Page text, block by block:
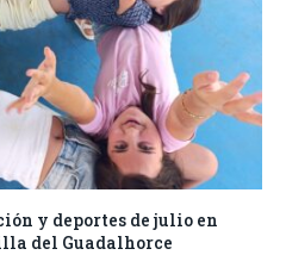
y deportes de julio en
del Guadalhorce